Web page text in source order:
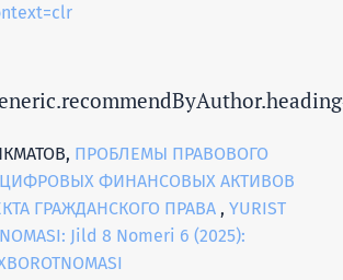
ПРОБЛЕМЫ ПРАВОВОГО
ФИНАНСОВЫХ АКТИВОВ
ГРАЖДАНСКОГО ПРАВА , YURIST
Jild 8 Nomeri 6 (2025):